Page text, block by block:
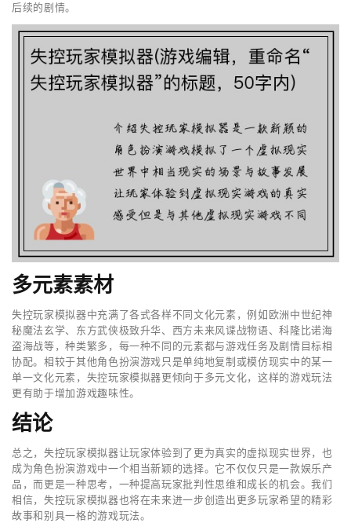
后续的剧情。
多元素素材
失控玩家模拟器中充满了各式各样不同文化元素，例如欧洲中世纪神
秘魔法玄学、东方武侠极致升华、西方未来风谍战物语、科隆比诺海
盗海战等，种类繁多，每一种不同的元素都与游戏任务及剧情目标相
协配。相较于其他角色扮演游戏只是单纯地复制或模仿现实中的某一
单一文化元素，失控玩家模拟器更倾向于多元文化，这样的游戏玩法
更有助于增加游戏趣味性。
结论
总之，失控玩家模拟器让玩家体验到了更为真实的虚拟现实世界，也
成为角色扮演游戏中一个相当新颖的选择。它不仅仅只是一款娱乐产
品，而更是一种思考，一种提高玩家批判性思维和成长的机会。我们
相信，失控玩家模拟器也将在未来进一步创造出更多玩家希望的精彩
故事和别具一格的游戏玩法。